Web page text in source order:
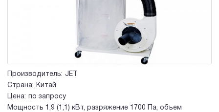
Производитель: JET
Страна:
Китай
Цена:
по запросу
Мощность 1,9 (1,1) кВт, разряжение 1700 Па, объем